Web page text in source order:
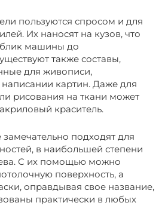
пользуются спросом и для
Их наносят на кузов, что
машины до
также составы,
для живописи,
картин. Даже для
рисования на ткани может
краситель.
подходят для
в наибольшей степени
С их помощью можно
поверхность, а
оправдывая свое название,
практически в любых